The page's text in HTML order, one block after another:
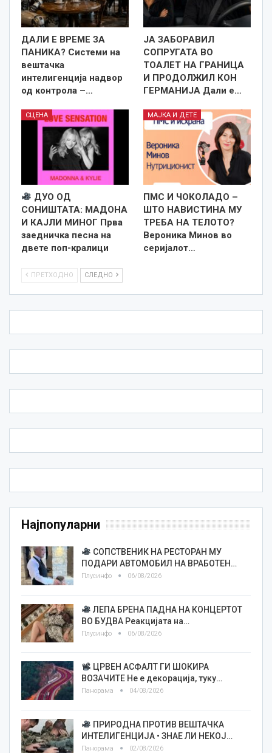
ДАЛИ Е ВРЕМЕ ЗА
ПАНИКА? Системи на
вештачка
интелигенција надвор
од контрола –…
ЈА ЗАБОРАВИЛ
СОПРУГАТА ВО
ТОАЛЕТ НА ГРАНИЦА
И ПРОДОЛЖИЛ КОН
ГЕРМАНИЈА Дали е…
СЦЕНА
ДУО ОД
СОНИШТАТА: МАДОНА
И КАЈЛИ МИНОГ Прва
заедничка песна на
двете поп-кралици
МАЈКА И ДЕТЕ
ПМС И ЧОКОЛАДО –
ШТО НАВИСТИНА МУ
ТРЕБА НА ТЕЛОТО?
Вероника Минов во
серијалот…
ПРЕТХОДНО СЛЕДНО
Најпопуларни
СОПСТВЕНИК НА РЕСТОРАН МУ
ПОДАРИ АВТОМОБИЛ НА ВРАБОТЕН…
Плусинфо 06/08/2026
ЛЕПА БРЕНА ПАДНА НА КОНЦЕРТОТ
ВО БУДВА Реакцијата на…
Плусинфо 06/08/2026
ЦРВЕН АСФАЛТ ГИ ШОКИРА
ВОЗАЧИТЕ Не е декорација, туку…
Панорама 04/08/2026
ПРИРОДНА ПРОТИВ ВЕШТАЧКА
ИНТЕЛИГЕНЦИЈА • ЗНАЕ ЛИ НЕКОЈ…
Панорама 02/08/2026